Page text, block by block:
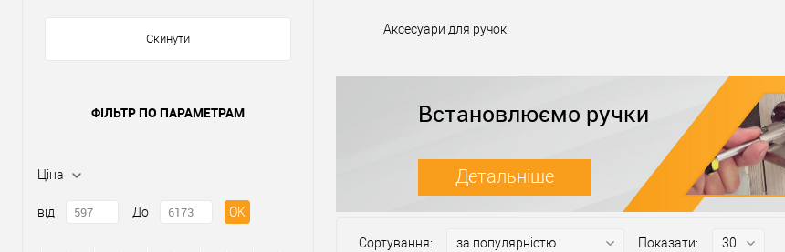
Скинути
ФІЛЬТР ПО ПАРАМЕТРАМ
Ціна
від До OK
Аксесуари для ручок
Встановлюємо ручки
Детальніше
Сортування: Показати: